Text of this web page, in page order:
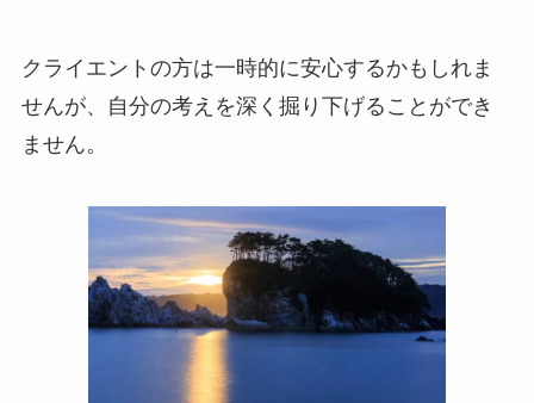
クライエントの方は一時的に安心するかもしれま
せんが、自分の考えを深く掘り下げることができ
ません。